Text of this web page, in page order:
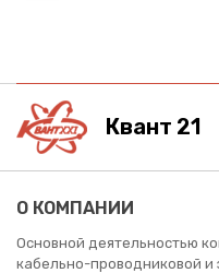
Квант 21
О КОМПАНИИ
Основной деятельностью
кабельно-проводниковой и